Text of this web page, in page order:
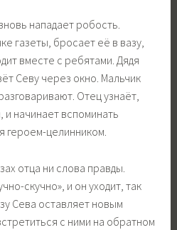
нападает робость.
газеты, бросает её в вазу,
вместе с ребятами. Дядя
Севу через окно. Мальчик
Отец узнаёт,
и начинает вспоминать
героем-целинником.
отца ни слова правды.
скучно», и он уходит, так
Сева оставляет новым
с ними на обратном